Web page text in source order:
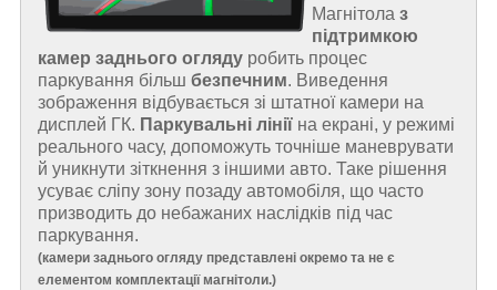
Магнітола з
підтримкою
камер заднього огляду робить процес
паркування більш безпечним. Виведення
зображення відбувається зі штатної камери на
дисплей ГК. Паркувальні лінії на екрані, у режимі
реального часу, допоможуть точніше маневрувати
й уникнути зіткнення з іншими авто. Таке рішення
усуває сліпу зону позаду автомобіля, що часто
призводить до небажаних наслідків під час
паркування.
(камери заднього огляду представлені окремо та не є
елементом комплектації магнітоли.)